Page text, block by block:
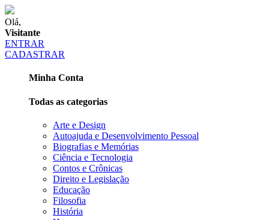
Olá,
Visitante
ENTRAR
CADASTRAR
Minha Conta
Todas as categorias
Arte e Design
Autoajuda e Desenvolvimento Pessoal
Biografias e Memórias
Ciência e Tecnologia
Contos e Crônicas
Direito e Legislação
Educação
Filosofia
História